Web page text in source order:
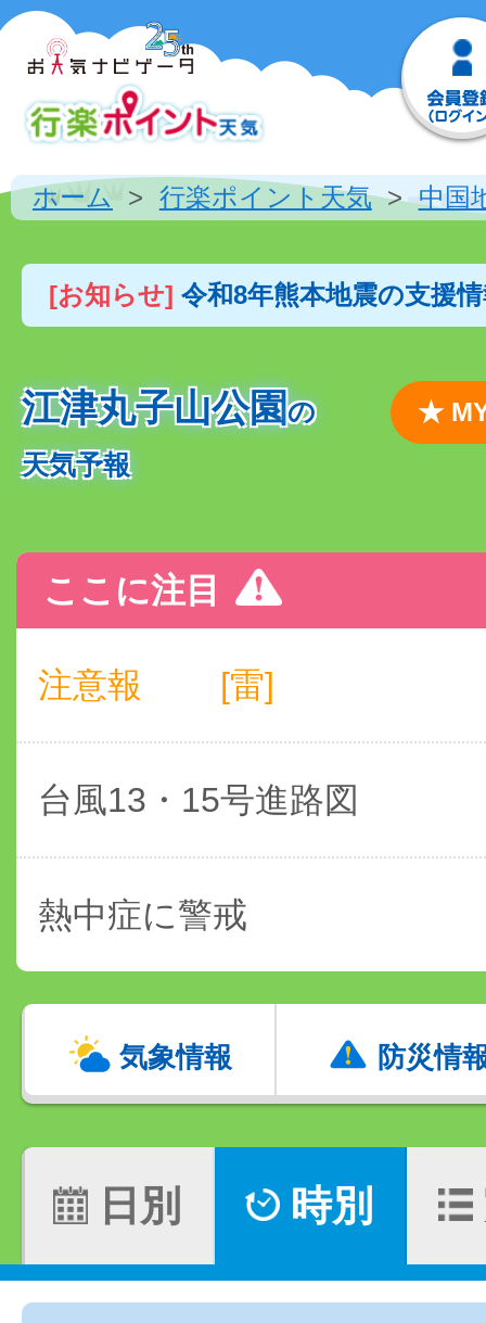
ホーム 行楽ポイント天気 中国
[お知らせ] 令和8年熊本地震の支援
江津丸子山公園の
天気予報
★
ここに注目
注意報 [雷]
台風13・15号進路図
熱中症に警戒
気象情報 防災情
日別 時別